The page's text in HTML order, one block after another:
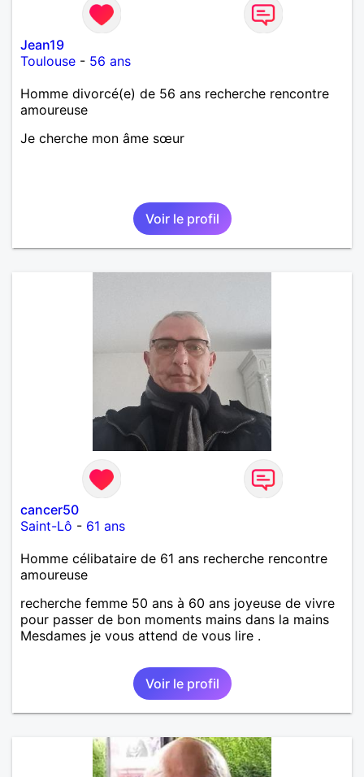
Jean19
Toulouse - 56 ans
Homme divorcé(e) de 56 ans recherche rencontre
amoureuse
Je cherche mon âme sœur
Voir le profil
cancer50
Saint-Lô - 61 ans
Homme célibataire de 61 ans recherche rencontre
amoureuse
recherche femme 50 ans à 60 ans joyeuse de vivre
pour passer de bon moments mains dans la mains
Mesdames je vous attend de vous lire .
Voir le profil